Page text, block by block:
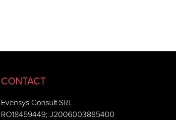
CONTACT
Evensys Consult SRL
RO18459449; J2006003885400